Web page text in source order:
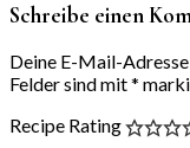
Schreibe einen
Deine E-Mail-
Felder sind mit*
Recipe Rating